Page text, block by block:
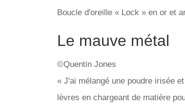
Boucle d'oreille « Lock » en or et
Le mauve métal
©Quentin Jones
« J'ai mélangé une poudre irisée
lèvres en chargeant de matière